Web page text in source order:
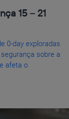
15 – 21
0-day exploradas
sobre a
afeta o